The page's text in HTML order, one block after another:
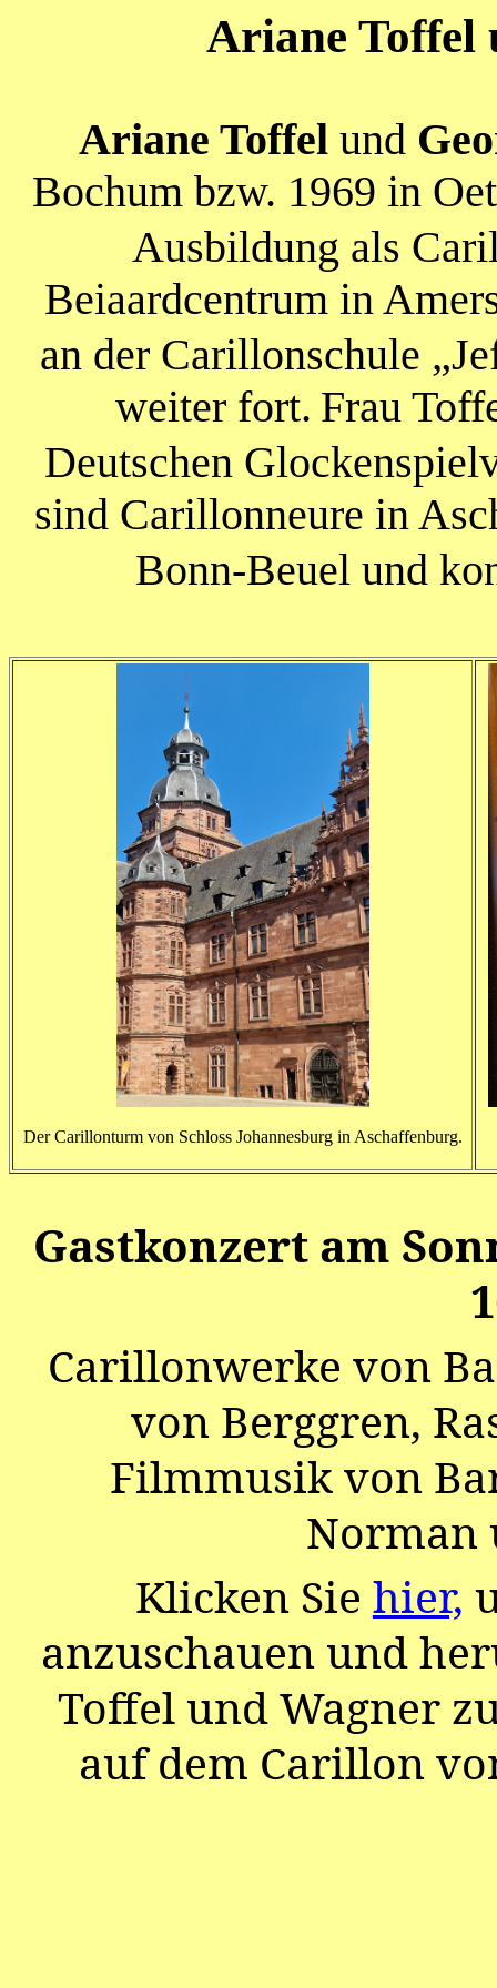
Ariane Toffel
Ariane Toffel und
Bochum bzw. 1969 in
Ausbildung als
Beiaardcentrum in
an der Carillonschule
weiter fort. Frau
Deutschen
sind Carillonneure in
Bonn-Beuel und
Der Carillonturm von Schloss Johannesburg in Aschaffenburg.
Gastkonzert am
Carillonwerke von
von Berggren,
Filmmusik von
Norman
Klicken Sie hier,
anzuschauen und
Toffel und Wagner
auf dem Carillon